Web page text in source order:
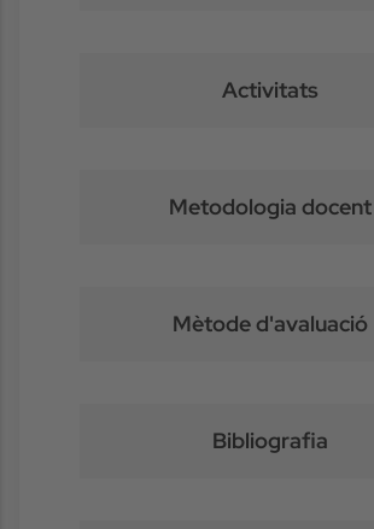
Activitats
Metodologia docent
Mètode d'avaluació
Bibliografia